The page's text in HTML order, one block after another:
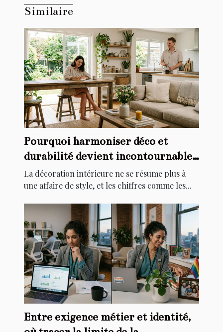
Similaire
Pourquoi harmoniser déco et
durabilité devient incontournable
chez soi
La décoration intérieure ne se résume plus à
une affaire de style, et les chiffres comme les...
Entre exigence métier et identité,